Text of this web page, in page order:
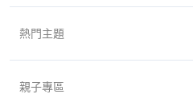
熱門主題
親子專區